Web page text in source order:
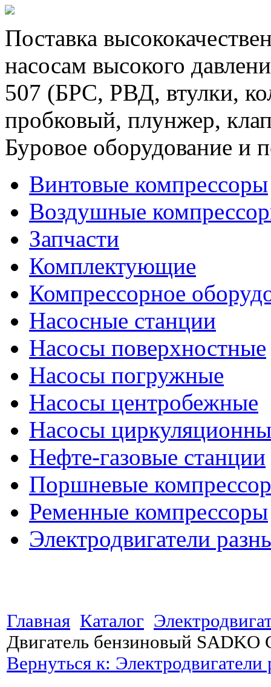
Поставка
насосам высокого
507 (БРС, РВД, втулки,
пробковый, плунжер,
Буровое оборудование и
Винтовые компрессоры
Воздушные
Запчасти
Комплектующие
Компрессорное
Насосные станции
Насосы поверхностные
Насосы погружные
Насосы центробежные
Насосы
Нефте-газовые станции
Поршневые
Ременные компрессоры
Электродвигатели
Главная Каталог
Двигатель бензиновый SADKO
Вернуться к: Электродвигатели